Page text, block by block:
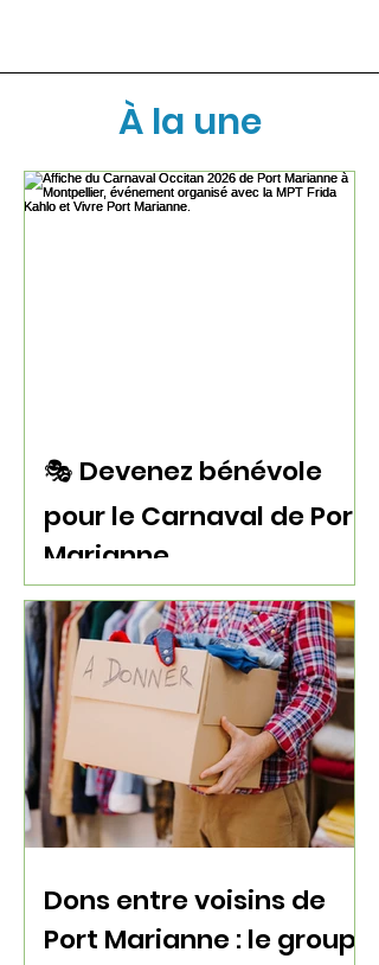
À la une
🎭 Devenez bénévole
pour le Carnaval de Port
Marianne
Dons entre voisins de
Port Marianne : le groupe